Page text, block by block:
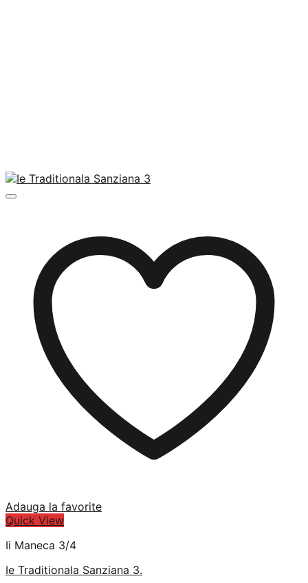
Adauga la favorite
Quick View
Ii Maneca 3/4
Ie Traditionala Sanziana 3.